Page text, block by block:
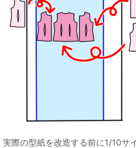
実際の型紙を改造する前に1/10サ